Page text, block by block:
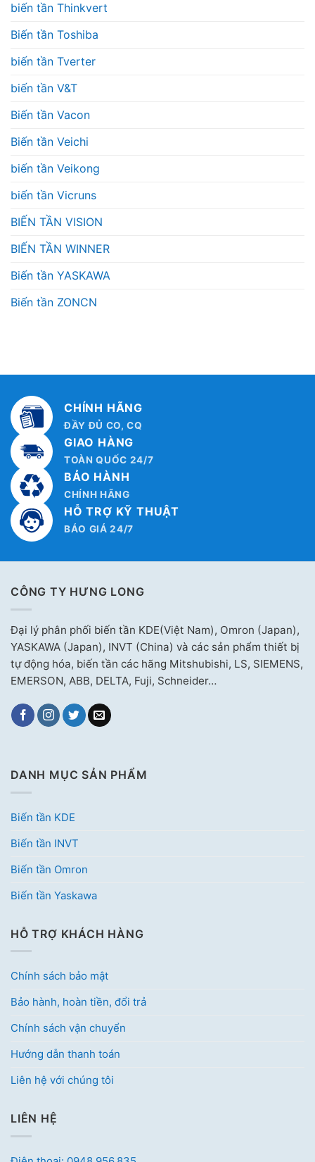
biến tần Thinkvert
Biến tần Toshiba
biến tần Tverter
biến tần V&T
Biến tần Vacon
Biến tần Veichi
biến tần Veikong
biến tần Vicruns
BIẾN TẦN VISION
BIẾN TẦN WINNER
Biến tần YASKAWA
Biến tần ZONCN
CHÍNH HÃNG
ĐẦY ĐỦ CO, CQ
GIAO HÀNG
TOÀN QUỐC 24/7
BẢO HÀNH
CHÍNH HÃNG
HỖ TRỢ KỸ THUẬT
BÁO GIÁ 24/7
CÔNG TY HƯNG LONG
Đại lý phân phối biến tần KDE(Việt Nam), Omron (Japan),
YASKAWA (Japan), INVT (China) và các sản phẩm thiết bị
tự động hóa, biến tần các hãng Mitshubishi, LS, SIEMENS,
EMERSON, ABB, DELTA, Fuji, Schneider…
DANH MỤC SẢN PHẨM
Biến tần KDE
Biến tần INVT
Biến tần Omron
Biến tần Yaskawa
HỖ TRỢ KHÁCH HÀNG
Chính sách bảo mật
Bảo hành, hoàn tiền, đổi trả
Chính sách vận chuyển
Hướng dẫn thanh toán
Liên hệ với chúng tôi
LIÊN HỆ